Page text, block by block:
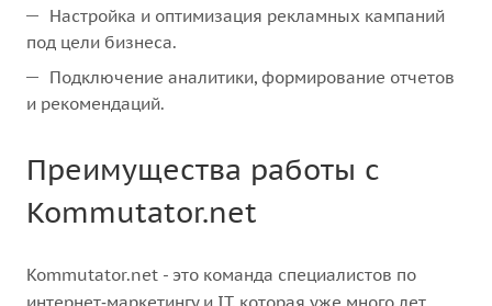
Настройка и оптимизация рекламных кампаний
под цели бизнеса.
Подключение аналитики, формирование отчетов
и рекомендаций.
Преимущества работы с
Kommutator.net
Kommutator.net - это команда специалистов по